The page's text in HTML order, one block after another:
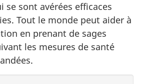
se sont avérées efficaces
Tout le monde peut aider à
en prenant de sages
les mesures de santé